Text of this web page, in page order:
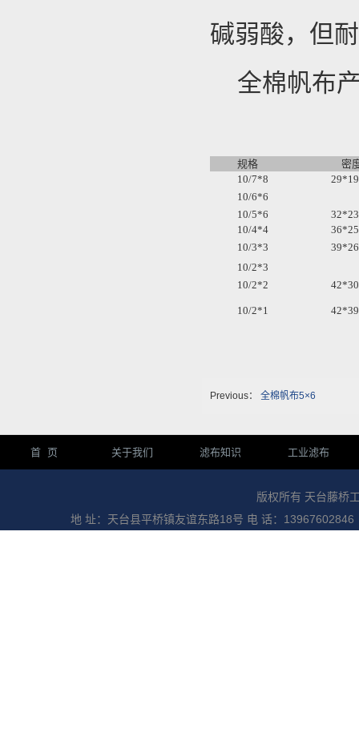
碱弱酸，但
全棉帆布
规格
密
10/7*8
29*19
10/6*6
10/5*6
32*23
10/4*4
10/3*3
39*26
10/2*3
10/2*2
42*30
10/2*1 42*39
Previous： 全棉帆布5×6
首 页 关于我们 滤布知识 工业滤布
版权所有 天台藤桥
地 址：天台县平桥镇友谊东路18号 电 话：